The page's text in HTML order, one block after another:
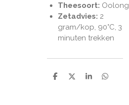
Theesoort: Oolong
Zetadvies: 2
gram/kop, 90°C, 3
minuten trekken
D
D
S
D